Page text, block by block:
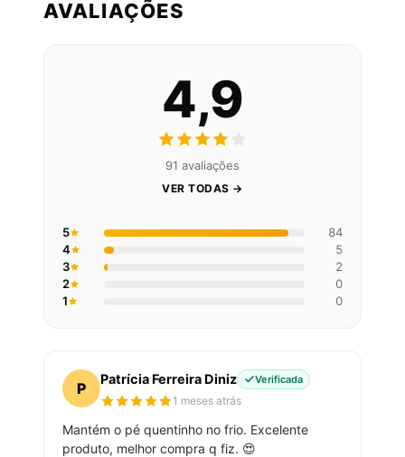
AVALIAÇÕES
4,9
91 avaliações
VER TODAS →
5
84
4
5
3
2
2
0
1
0
P
Patrícia Ferreira Diniz Verificada
1 meses atrás
Mantém o pé quentinho no frio. Excelente
produto, melhor compra q fiz. 😍